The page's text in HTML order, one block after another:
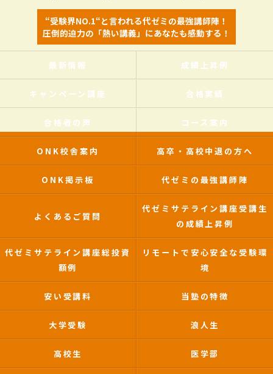
“受験界NO.1“と言われる代ゼミの最強講師陣！
圧倒的迫力の「熱い講義」にあなたも感動する！
最新情報 成績上昇例
キャンペーン講座 合格実績
合格者の声 コース案内
ONK校舎案内 高卒・高校中退の方へ
ONK掲示板 代ゼミの最強講師陣
よくあるご質問
代ゼミサテライン講座受講生
の成績上昇例
代ゼミサテライン講座総投資
額例
リモートで安心安全な受験環
境
安い受講料 当塾の特徴
大学受験 浪人生
高校生 医学部